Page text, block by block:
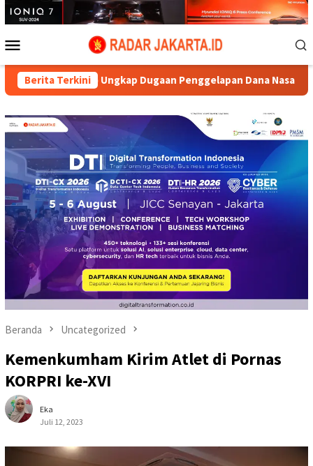
Loncat
ke
Mobile
Berita Terkini
Ungkap Dugaan Penggelapan Dana Nasabah di KSP MDS Jatim
Beranda Uncategorized
Kemenkumham Kirim Atlet di Pornas
KORPRI ke-XVI
Eka
Juli 12, 2023